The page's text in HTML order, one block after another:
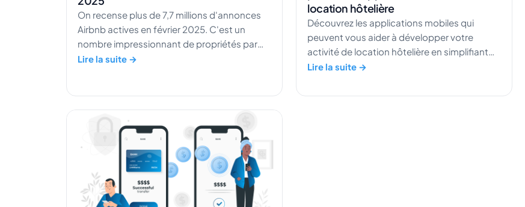
On recense plus de 7,7 millions d'annonces
Airbnb actives en février 2025. C'est un
nombre impressionnant de propriétés parmi
lesquelles choisir, plus important même que
endroit pour améliorer la visibilité de votre
propriété. Avec ce […]
Lire la suite →
location hôtelière
Découvrez les applications mobiles qui
peuvent vous aider à développer votre
activité de location hôtelière en simplifiant
vos opérations, en améliorant l'expérience
Lire la suite →